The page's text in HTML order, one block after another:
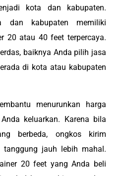
kota dan kabupaten.
dan kabupaten memiliki
20 atau 40 feet terpercaya.
baiknya Anda pilih jasa
di kota atau kabupaten
menurunkan harga
keluarkan. Karena bila
berbeda, ongkos kirim
tanggung jauh lebih mahal.
20 feet yang Anda beli